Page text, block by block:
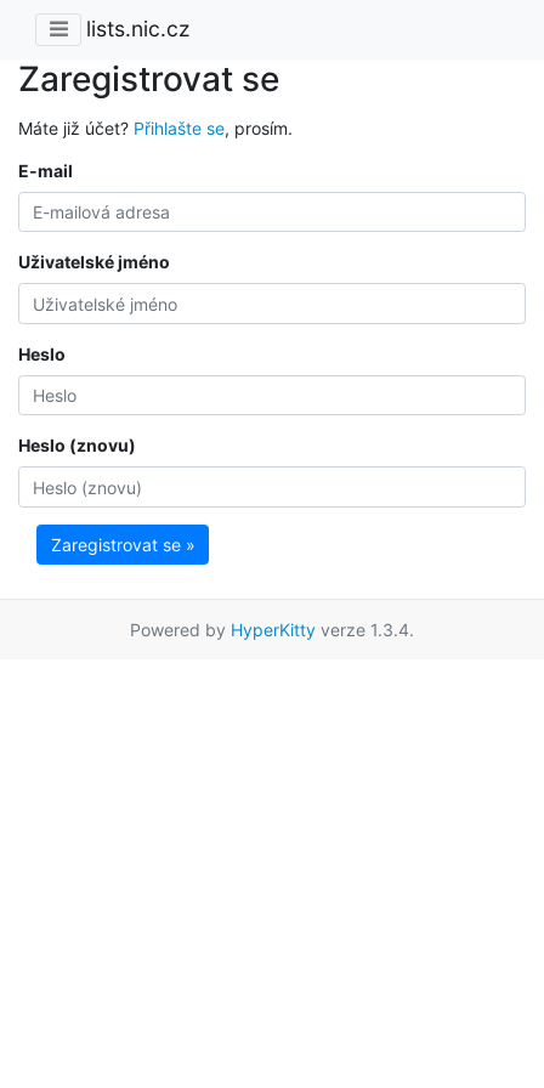
lists.nic.cz
Zaregistrovat se
Máte již účet? Přihlašte se, prosím.
E-mail
Uživatelské jméno
Heslo
Heslo (znovu)
Zaregistrovat se »
Powered by HyperKitty verze 1.3.4.